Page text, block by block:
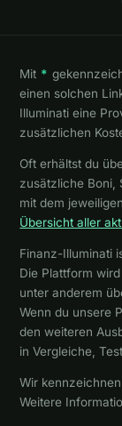
Mit *
einen solchen
Illuminati eine
zusätzlichen
Oft erhältst du
zusätzliche Boni,
mit dem
Übersicht aller
Finanz-Illuminati
Die Plattform
unter anderem
Wenn du unsere
den weiteren
in Vergleiche,
Wir
Weitere